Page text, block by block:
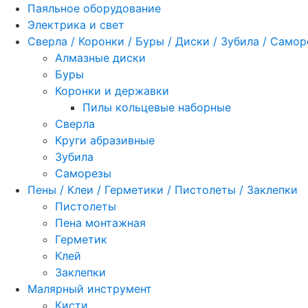
Паяльное оборудование
Электрика и свет
Сверла / Коронки / Буры / Диски / Зубила /
Алмазные диски
Буры
Коронки и державки
Пилы кольцевые наборные
Сверла
Круги абразивные
Зубила
Саморезы
Пены / Клеи / Герметики / Пистолеты / Заклепки
Пистолеты
Пена монтажная
Герметик
Клей
Заклепки
Малярный инструмент
Кисти